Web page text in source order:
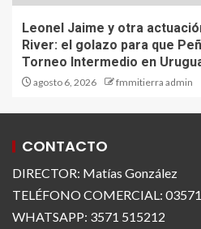
Leonel Jaime y otra
River: el golazo para que
Torneo Intermedio en
agosto 6, 2026 fmmitierra admin
CONTACTO
DIRECTOR: Matías González
TELÉFONO COMERCIAL:
WHATSAPP: 3571 515212